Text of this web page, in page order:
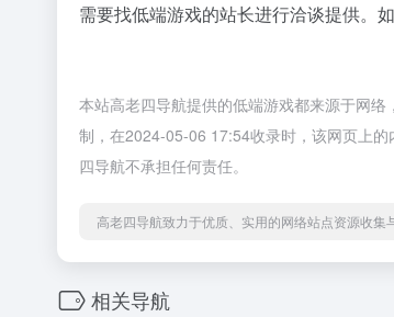
需要找低端游戏的站长进行洽谈提供。
本站高老四导航提供的低端游戏都来源于网
制，在2024-05-06 17:54收录时，该网页上
四导航不承担任何责任。
高老四导航致力于优质、实用的网络站点资源收集
相关导航